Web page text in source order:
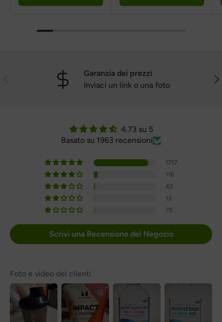
Garanzia dei prezzi
Inviaci un link o una foto
4.73 su 5
Basato su 1963 recensioni
1717
116
42
13
75
Scrivi una Recensione del Negozio
Foto e video dei clienti